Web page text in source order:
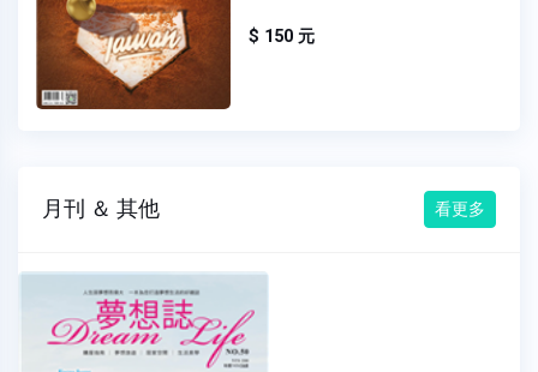
$ 150 元
月刊 ＆ 其他 看更多